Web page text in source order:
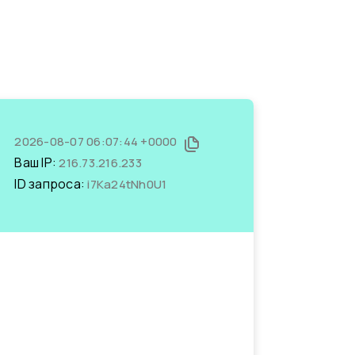
2026-08-07 06:07:44 +0000
Ваш IP:216.73.216.233
ID запроса:i7Ka24tNh0U1